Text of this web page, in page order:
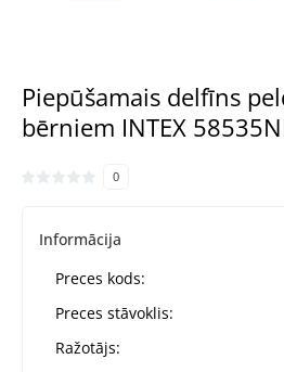
Piepūšamais delfīns
bērniem INTEX
0
Informācija
Preces kods:
Preces stāvoklis:
Ražotājs: